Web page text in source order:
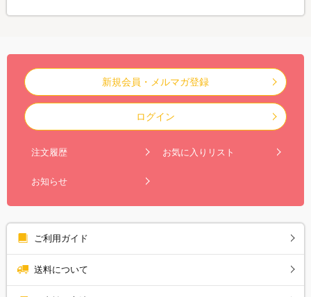
新規会員・メルマガ登録
ログイン
注文履歴 お気に入りリスト
お知らせ
ご利用ガイド
送料について